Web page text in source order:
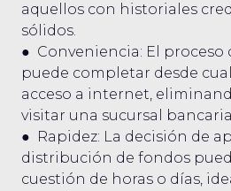
aquellos con historiales
sólidos.
● Conveniencia: El proceso
puede completar desde
acceso a internet,
visitar una sucursal
● Rapidez: La decisión de
distribución de fondos
cuestión de horas o días,